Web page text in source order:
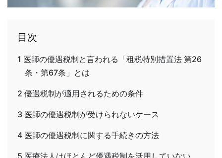
目次
1 医師の優遇税制と言われる「租税特別措置法 第26
条・第67条」とは
2 優遇税制が適用されるための条件
3 医師の優遇税制が受けられないケース
4 医師の優遇税制に関する手続きの方法